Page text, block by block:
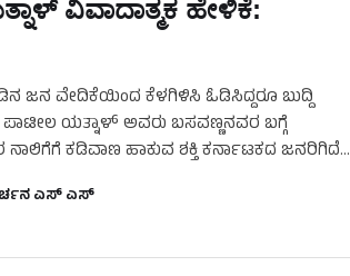
ವಿವಾದಾತ್ಮಕ ಹೇಳಿಕೆ:
ಜನ ವೇದಿಕೆಯಿಂದ ಕೆಳಗಿಳಿಸಿ ಓಡಿಸಿದ್ದರೂ ಬುದ್ದಿ
ಯತ್ನಾಳ್‌ ಅವರು ಬಸವಣ್ಣನವರ ಬಗ್ಗೆ
ನಾಲಿಗೆಗೆ ಕಡಿವಾಣ ಹಾಕುವ ಶಕ್ತಿ ಕರ್ನಾಟಕದ ಜನರಿಗಿದೆ
ಅರ್ಚನ ಎಸ್‌ ಎಸ್